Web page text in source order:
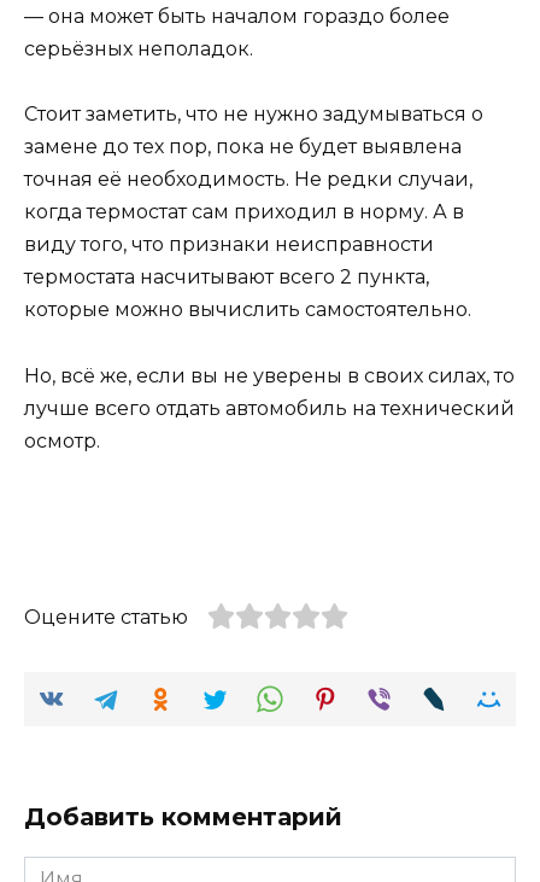
— она может быть началом гораздо более
серьёзных неполадок.
Стоит заметить, что не нужно задумываться о
замене до тех пор, пока не будет выявлена
точная её необходимость. Не редки случаи,
когда термостат сам приходил в норму. А в
виду того, что признаки неисправности
термостата насчитывают всего 2 пункта,
которые можно вычислить самостоятельно.
Но, всё же, если вы не уверены в своих силах, то
лучше всего отдать автомобиль на технический
осмотр.
Оцените статью
Добавить комментарий
Имя